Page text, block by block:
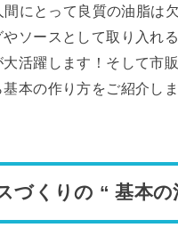
にとって良質の油脂は
ソースとして取り入れ
活躍します！そして市
本の作り方をご紹介し
づくりの “基本の